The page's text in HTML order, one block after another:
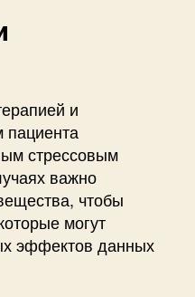
и
пациента
стрессовым
важно
чтобы
могут
эффектов данных